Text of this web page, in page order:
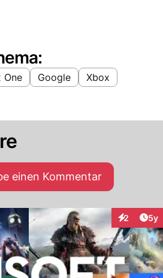
One Google
Xbox
einen Kommentar
2 5y